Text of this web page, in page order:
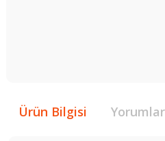
Ürün Bilgisi Yorumlar